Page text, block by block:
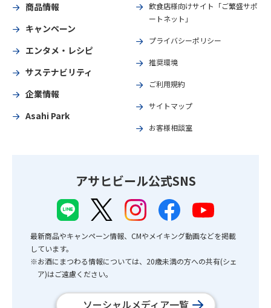
商品情報
キャンペーン
エンタメ・レシピ
サステナビリティ
企業情報
Asahi Park
飲食店様向けサイト「ご繁盛サポ
ートネット」
プライバシーポリシー
推奨環境
ご利用規約
サイトマップ
お客様相談室
アサヒビール公式SNS
最新商品やキャンペーン情報、CMやメイキング動画などを掲載
しています。
※お酒にまつわる情報については、20歳未満の方への共有(シェ
ア)はご遠慮ください。
ソーシャルメディア一覧